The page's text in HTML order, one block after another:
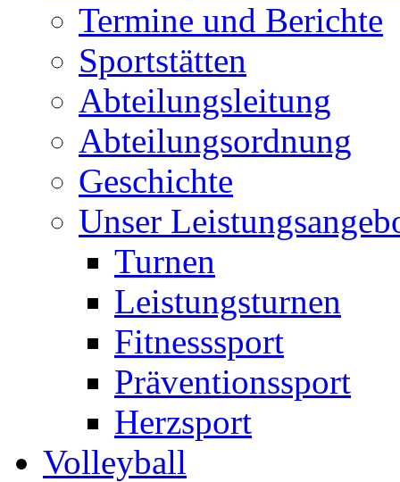
Termine und Berichte
Sportstätten
Abteilungsleitung
Abteilungsordnung
Geschichte
Unser
Turnen
Leistungsturnen
Fitnesssport
Präventionssport
Herzsport
Volleyball